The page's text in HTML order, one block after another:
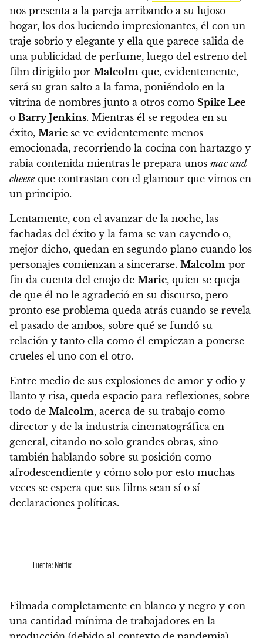
nos presenta a la pareja arribando a su lujoso
hogar, los dos luciendo impresionantes, él con un
traje sobrio y elegante y ella que parece salida de
una publicidad de perfume, luego del estreno del
film dirigido por Malcolm que, evidentemente,
será su gran salto a la fama, poniéndolo en la
vitrina de nombres junto a otros como Spike Lee
o Barry Jenkins. Mientras él se regodea en su
éxito, Marie se ve evidentemente menos
emocionada, recorriendo la cocina con hartazgo y
rabia contenida mientras le prepara unos mac and
cheese que contrastan con el glamour que vimos en
un principio.
Lentamente, con el avanzar de la noche, las
fachadas del éxito y la fama se van cayendo o,
mejor dicho, quedan en segundo plano cuando los
personajes comienzan a sincerarse. Malcolm por
fin da cuenta del enojo de Marie, quien se queja
de que él no le agradeció en su discurso, pero
pronto ese problema queda atrás cuando se revela
el pasado de ambos, sobre qué se fundó su
relación y tanto ella como él empiezan a ponerse
crueles el uno con el otro.
Entre medio de sus explosiones de amor y odio y
llanto y risa, queda espacio para reflexiones, sobre
todo de Malcolm, acerca de su trabajo como
director y de la industria cinematográfica en
general, citando no solo grandes obras, sino
también hablando sobre su posición como
afrodescendiente y cómo solo por esto muchas
veces se espera que sus films sean sí o sí
declaraciones políticas.
Fuente: Netflix
Filmada completamente en blanco y negro y con
una cantidad mínima de trabajadores en la